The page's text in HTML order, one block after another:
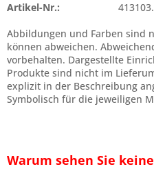
Artikel-Nr.:
Abbildungen und Farben sind
können abweichen.
vorbehalten. Dargestellte
Produkte sind nicht im
explizit in der Beschreibung
Symbolisch für die jeweiligen
Warum sehen Sie